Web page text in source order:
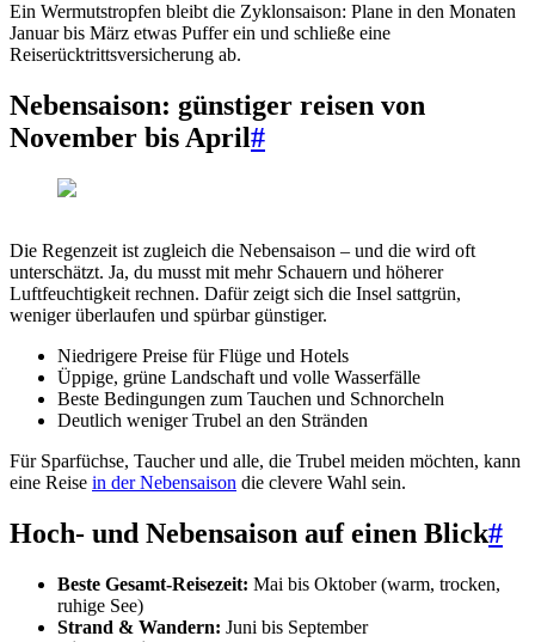
Ein Wermutstropfen bleibt die Zyklonsaison: Plane in den Monaten
Januar bis März etwas Puffer ein und schließe eine
Reiserücktrittsversicherung ab.
Nebensaison: günstiger reisen von
November bis April#
Die Regenzeit ist zugleich die Nebensaison – und die wird oft
unterschätzt. Ja, du musst mit mehr Schauern und höherer
Luftfeuchtigkeit rechnen. Dafür zeigt sich die Insel sattgrün,
weniger überlaufen und spürbar günstiger.
Niedrigere Preise für Flüge und Hotels
Üppige, grüne Landschaft und volle Wasserfälle
Beste Bedingungen zum Tauchen und Schnorcheln
Deutlich weniger Trubel an den Stränden
Für Sparfüchse, Taucher und alle, die Trubel meiden möchten, kann
eine Reise in der Nebensaison die clevere Wahl sein.
Hoch- und Nebensaison auf einen Blick#
Beste Gesamt-Reisezeit: Mai bis Oktober (warm, trocken,
ruhige See)
Strand & Wandern: Juni bis September